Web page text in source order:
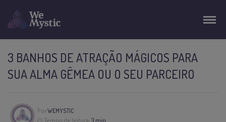
3 BANHOS DE ATRAÇÃO MÁGICOS PARA
SUA ALMA GÊMEA OU O SEU PARCEIRO
PorWEMYSTIC
Tempo de leitura: 3 min